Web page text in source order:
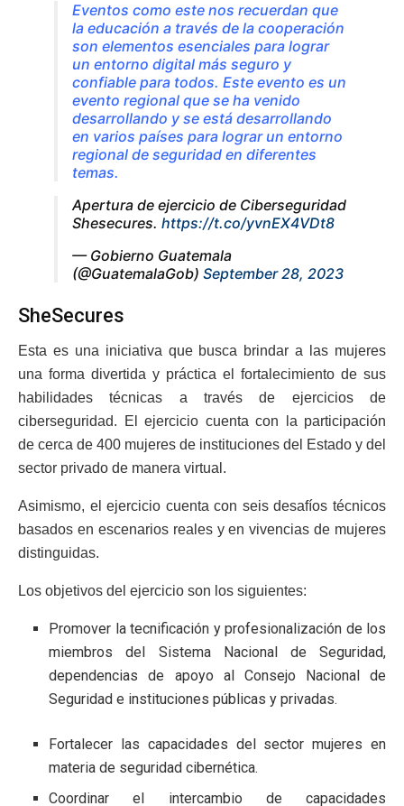
Eventos como este nos recuerdan que
la educación a través de la cooperación
son elementos esenciales para lograr
un entorno digital más seguro y
confiable para todos. Este evento es un
evento regional que se ha venido
desarrollando y se está desarrollando
en varios países para lograr un entorno
regional de seguridad en diferentes
temas.
Apertura de ejercicio de Ciberseguridad
Shesecures. https://t.co/yvnEX4VDt8
— Gobierno Guatemala
(@GuatemalaGob) September 28, 2023
SheSecures
Esta es una iniciativa que busca brindar a las mujeres
una forma divertida y práctica el fortalecimiento de sus
habilidades técnicas a través de ejercicios de
ciberseguridad. El ejercicio cuenta con la participación
de cerca de 400 mujeres de instituciones del Estado y del
sector privado de manera virtual.
Asimismo, el ejercicio cuenta con seis desafíos técnicos
basados en escenarios reales y en vivencias de mujeres
distinguidas.
Los objetivos del ejercicio son los siguientes:
Promover la tecnificación y profesionalización de los
miembros del Sistema Nacional de Seguridad,
dependencias de apoyo al Consejo Nacional de
Seguridad e instituciones públicas y privadas.
Fortalecer las capacidades del sector mujeres en
materia de seguridad cibernética.
Coordinar el intercambio de capacidades